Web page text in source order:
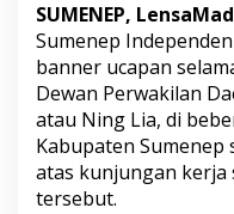
n
S
e
n
a
t
o
r
SUMENEP,
Sumenep
banner ucapan
Dewan Perwakilan
atau Ning Lia, di
Kabupaten
atas kunjungan kerja
tersebut.